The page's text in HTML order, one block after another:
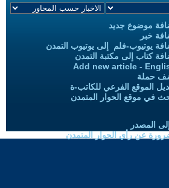
موضوع جديد
خبر
يوتيوب-فلم إلى يوتيوب التمدن
كتاب إلى مكتبة التمدن
Add new article -
حملة
الموقع الفرعي للكاتب-ة
في موقع الحوار المتمدن
المصدر
عن رأي الحوار المتمدن